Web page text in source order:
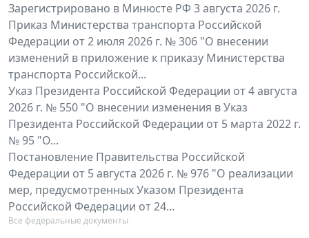
Зарегистрировано в Минюсте РФ 3 августа 2026 г.
Приказ Министерства транспорта Российской
Федерации от 2 июля 2026 г. № 306 "О внесении
изменений в приложение к приказу Министерства
транспорта Российской...
Указ Президента Российской Федерации от 4 августа
2026 г. № 550 "О внесении изменения в Указ
Президента Российской Федерации от 5 марта 2022 г.
№ 95 "О...
Постановление Правительства Российской
Федерации от 5 августа 2026 г. № 976 "О реализации
мер, предусмотренных Указом Президента
Российской Федерации от 24...
Все федеральные документы